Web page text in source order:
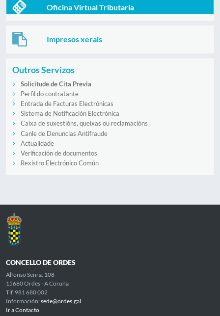
Oficina Virtual Tributaria
Impresos xerais
Outros Servizos
Solicitude de Cita Previa
Perfil do contratante
Entrada de Facturas Electrónicas
Sistema de Notificación Electrónica
Caixa de suxestións, queixas ou reclamacións
Canle de Denuncias Antifraude
Actualidade
Verificación de documentos
Rexistro Electrónico Común
CONCELLO DE ORDES
Alfonso Senra, 108
15680 Ordes - A Coruña
Tlf. 981 680 002
Información: sede@ordes.gal
Ir a Contacto